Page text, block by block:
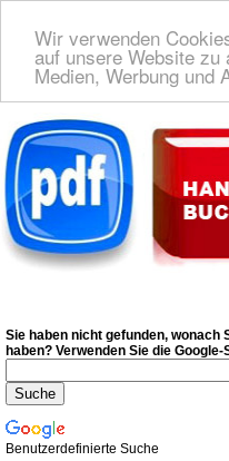
Wir verwenden
auf unsere Website
Medien, Werbung und
Deutsche Bedienungsanleitung
Sie haben nicht gefunden, wonach
haben? Verwenden Sie die Google-
Benutzerdefinierte Suche